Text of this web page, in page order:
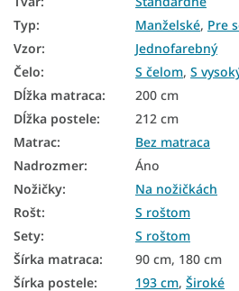
Čalúnené postele s
Čalúnené postele 90x200 s
Čalúnené postele 120x200 s
Čalúnené postele 140x200 s
Čalúnené postele 160x200 s
Čalúnené postele 180x200 s
Čalúnené postele 200x200 s
Čalúnené manželské postele s
Postele
Typ: Manželské, Pre
Vzor:
Jednofarebný
Čelo: S čelom, S
Dĺžka matraca:
200 cm
Dĺžka postele:
212 cm
Matrac:
Bez matraca
Nadrozmer:
Áno
Nožičky:
Na nožičkách
Rošt:
S roštom
Sety:
S roštom
Šírka matraca:
90 cm, 180 cm
Šírka postele: 193 cm, Široké